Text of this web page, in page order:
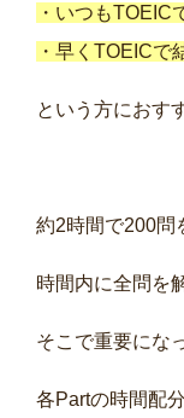
・いつもTOEIC
・早くTOEICで
という方におす
約2時間で200問
時間内に全問を
そこで重要にな
各Partの時間配